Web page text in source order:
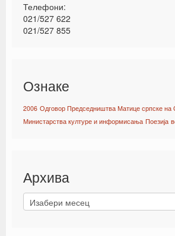
Телефони:
021/527 622
021/527 855
Ознаке
2006 Одговор Председништва Матице српске
Министарства културе и информисања Поезија
Архива